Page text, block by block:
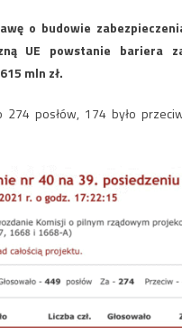
o budowie
UE powstanie bariera
mln zł.
274 posłów, 174 było